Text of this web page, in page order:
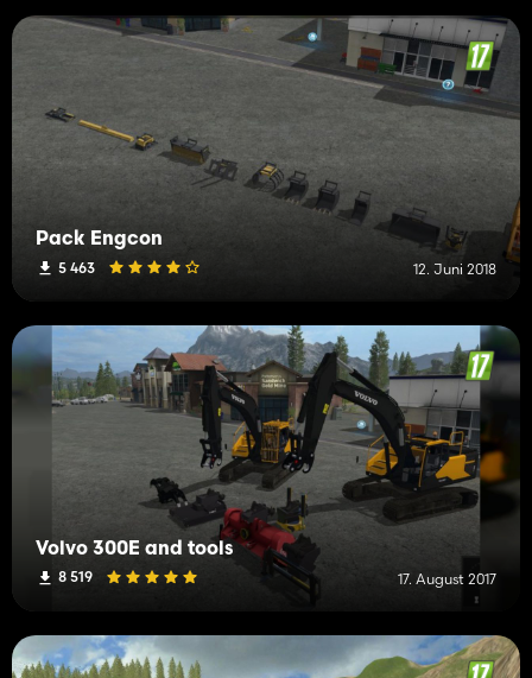
Pack Engcon
5 463 12. Juni 2018
Volvo 300E and tools
8 519 17. August 2017